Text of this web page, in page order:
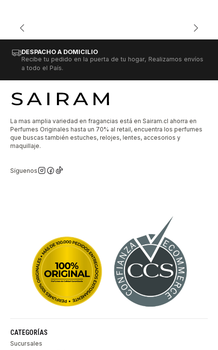
DESPACHO A DOMICILIO
Recibe tu pedido en la puerta de tu hogar, Realizamos envíos
a todo el País.
La mas amplia variedad en fragancias está en Sairam.cl ahorra en
Perfumes Originales hasta un 70% al retail, encuentra los perfumes
que buscas también estuches, relojes, lentes, accesorios y
maquillaje.
Síguenos
CATEGORÍAS
Sucursales